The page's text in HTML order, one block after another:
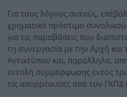
Για τους λόγους αυτούς,
χρηματικό πρόστιμο
για τις παραβάσεις που
τη συνεργασία με την Αρχή και
Αντικτύπου και, παράλληλα,
εντολή συμμόρφωσης εντός
τις απορρέουσες από τον ΓΚΠΔ